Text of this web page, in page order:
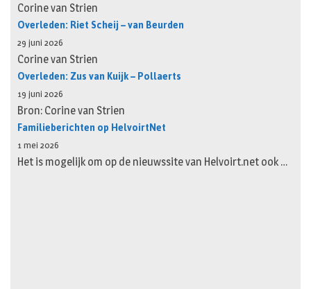
Corine van Strien
Overleden: Riet Scheij – van Beurden
29 juni 2026
Corine van Strien
Overleden: Zus van Kuijk – Pollaerts
19 juni 2026
Bron: Corine van Strien
Familieberichten op HelvoirtNet
1 mei 2026
Het is mogelijk om op de nieuwssite van Helvoirt.net ook …